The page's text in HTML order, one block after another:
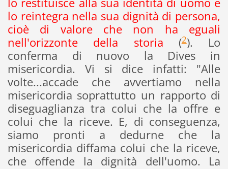
lo reintegra nella sua dignità di persona,
cioè di valore che non ha eguali
nell'orizzonte della storia (2). Lo
conferma di nuovo la Dives in
misericordia. Vi si dice infatti: "Alle
volte...accade che avvertiamo nella
misericordia soprattutto un rapporto di
diseguaglianza tra colui che la offre e
colui che la riceve. E, di conseguenza,
siamo pronti a dedurne che la
misericordia diffama colui che la riceve,
che offende la dignità dell'uomo. La